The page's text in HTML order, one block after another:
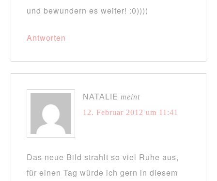
und bewundern es weiter! :0))))
Antworten
NATALIE meint
12. Februar 2012 um 11:41
Das neue Bild strahlt so viel Ruhe aus,
für einen Tag würde ich gern in diesem